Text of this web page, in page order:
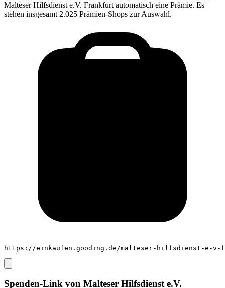
Malteser Hilfsdienst e.V. Frankfurt automatisch eine Prämie. Es
stehen insgesamt 2.025 Prämien-Shops zur Auswahl.
https://einkaufen.gooding.de/malteser-hilfsdienst-e-v-
Spenden-Link von Malteser Hilfsdienst e.V.